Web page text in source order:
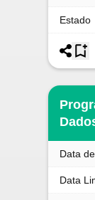
Estado
Data
Data